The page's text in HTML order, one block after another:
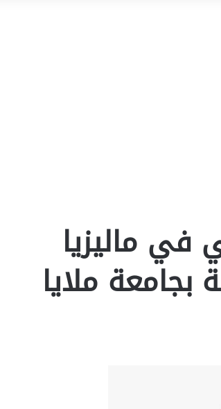
في ماليزيا
بجامعة ملايا